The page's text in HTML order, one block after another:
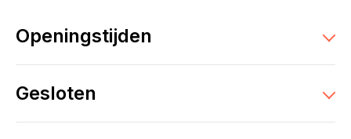
Openingstijden
Gesloten